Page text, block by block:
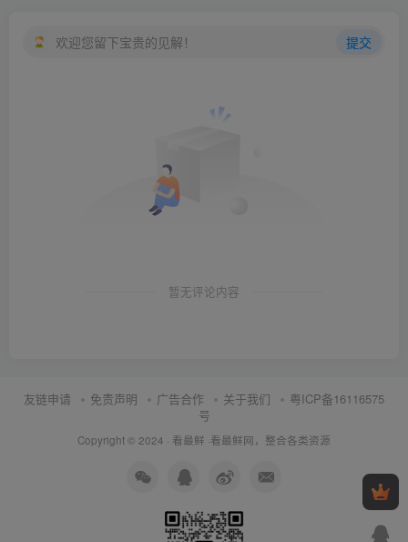
欢迎您留下宝贵的见解！ 提交
暂无评论内容
友链申请 免责声明 广告合作 关于我们
粤ICP备16116575
号
Copyright © 2024 · 看最鲜 ·看最鲜网，整合各类资源